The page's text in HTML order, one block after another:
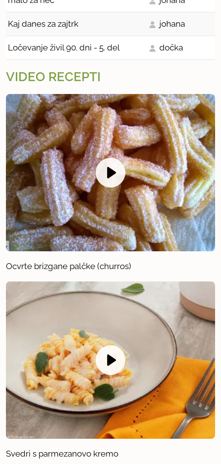
Kaj danes za zajtrk johana
Ločevanje živil 90. dni - 5. del dočka
VIDEO RECEPTI
Ocvrte brizgane palčke (churros)
Svedri s parmezanovo kremo